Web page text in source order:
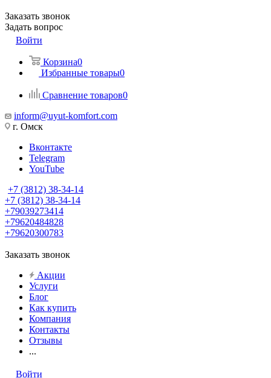
Заказать звонок
Задать вопрос
Войти
Корзина0
Избранные товары0
Сравнение товаров0
inform@uyut-komfort.com
г. Омск
Вконтакте
Telegram
YouTube
+7 (3812) 38-34-14
+7 (3812) 38-34-14
+79039273414
+79620484828
+79620300783
Заказать звонок
Акции
Услуги
Блог
Как купить
Компания
Контакты
Отзывы
...
Войти